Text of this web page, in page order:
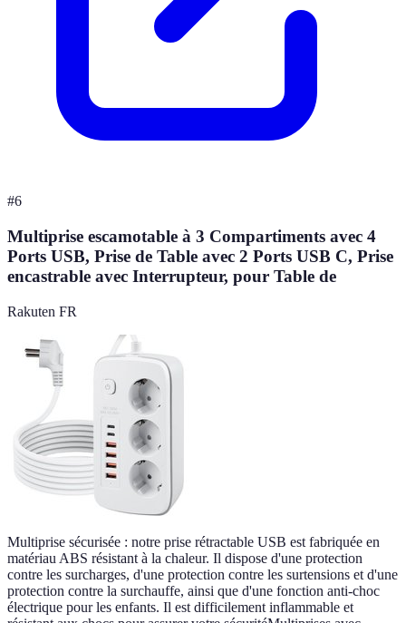
#6
Multiprise escamotable à 3 Compartiments avec 4
Ports USB, Prise de Table avec 2 Ports USB C, Prise
encastrable avec Interrupteur, pour Table de
Rakuten FR
Multiprise sécurisée : notre prise rétractable USB est fabriquée en
matériau ABS résistant à la chaleur. Il dispose d'une protection
contre les surcharges, d'une protection contre les surtensions et d'une
protection contre la surchauffe, ainsi que d'une fonction anti-choc
électrique pour les enfants. Il est difficilement inflammable et